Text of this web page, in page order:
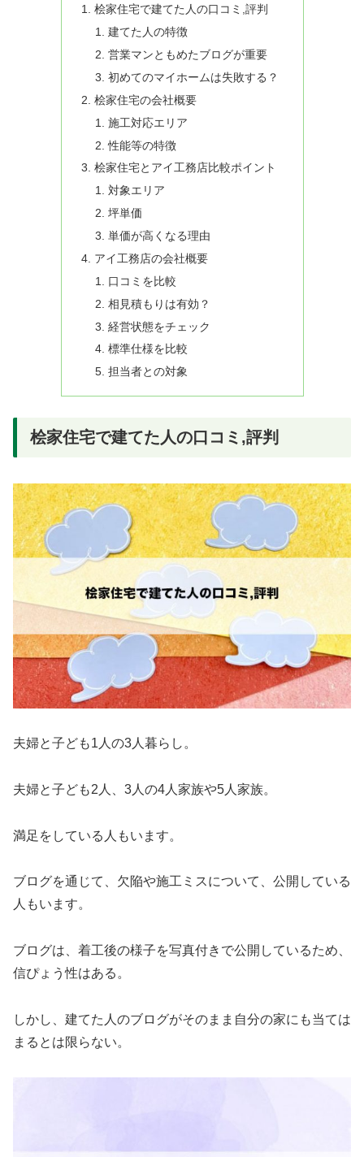
桧家住宅で建てた人の口コミ,評判
建てた人の特徴
営業マンともめたブログが重要
初めてのマイホームは失敗する？
桧家住宅の会社概要
施工対応エリア
性能等の特徴
桧家住宅とアイ工務店比較ポイント
対象エリア
坪単価
単価が高くなる理由
アイ工務店の会社概要
口コミを比較
相見積もりは有効？
経営状態をチェック
標準仕様を比較
担当者との対象
桧家住宅で建てた人の口コミ,評判
夫婦と子ども1人の3人暮らし。
夫婦と子ども2人、3人の4人家族や5人家族。
満足をしている人もいます。
ブログを通じて、欠陥や施工ミスについて、公開している
人もいます。
ブログは、着工後の様子を写真付きで公開しているため、
信ぴょう性はある。
しかし、建てた人のブログがそのまま自分の家にも当ては
まるとは限らない。